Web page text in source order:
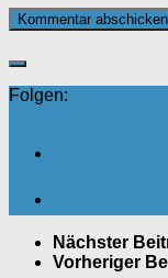
Folgen:
Nächster
Vorheriger